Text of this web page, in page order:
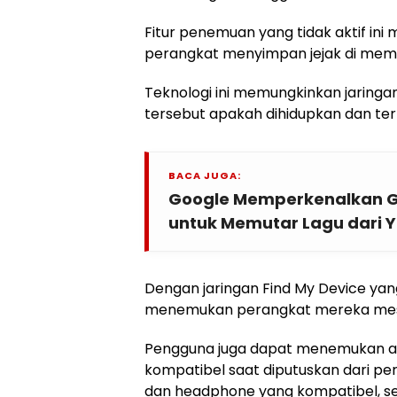
Fitur penemuan yang tidak aktif ini
perangkat menyimpan jejak di
Teknologi ini memungkinkan
tersebut apakah dihidupkan dan
BACA JUGA:
Google Memperkenalkan
untuk Memutar Lagu dari
Dengan jaringan Find My Device
menemukan perangkat mereka
Pengguna juga dapat menemukan
kompatibel saat diputuskan dari
dan headphone yang kompatibel,